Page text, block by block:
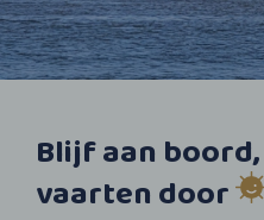
Blijf aan
vaarten door